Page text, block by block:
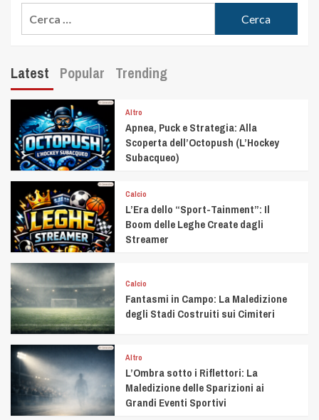
Latest Popular Trending
Altro
Apnea, Puck e Strategia: Alla
Scoperta dell’Octopush (L’Hockey
Subacqueo)
Calcio
L’Era dello “Sport-Tainment”: Il
Boom delle Leghe Create dagli
Streamer
Calcio
Fantasmi in Campo: La Maledizione
degli Stadi Costruiti sui Cimiteri
Altro
L’Ombra sotto i Riflettori: La
Maledizione delle Sparizioni ai
Grandi Eventi Sportivi